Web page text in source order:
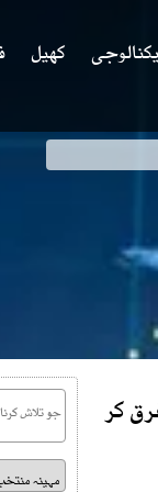
کھیل
کر